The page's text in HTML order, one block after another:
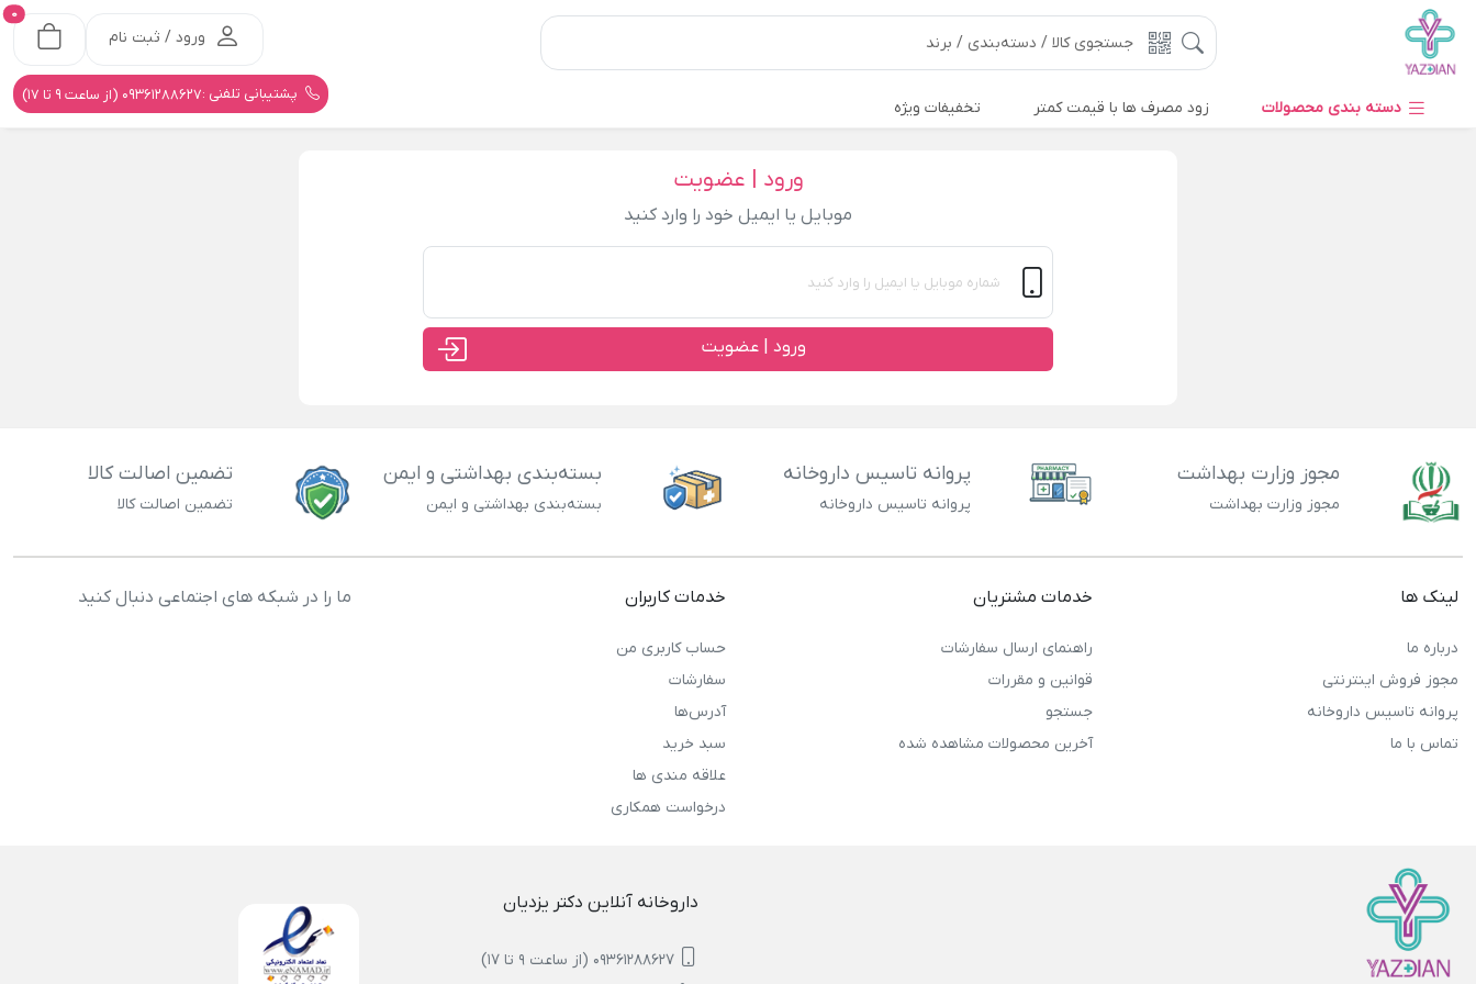
ورود / ثبت نام
0
پشتیبانی تلفنی :09361288627 (از ساعت 9 تا 17)
دسته بندی محصولات زود مصرف ها با قیمت کمتر تخفیفات ویژه
ورود | عضویت
موبایل یا ایمیل خود را وارد کنید
ورود | عضویت
مجوز وزارت بهداشت
مجوز وزارت بهداشت
پروانه تاسیس داروخانه
پروانه تاسیس داروخانه
بسته‌بندی بهداشتی و ایمن
بسته‌بندی بهداشتی و ایمن
تضمین اصالت کالا
تضمین اصالت کالا
لینک ها
درباره ما
مجوز فروش اینترنتی
پروانه تاسیس داروخانه
تماس با ما
خدمات مشتریان
راهنمای ارسال سفارشات
قوانین و مقررات
جستجو
آخرین محصولات مشاهده شده
خدمات کاربران
حساب کاربری من
سفارشات
آدرس‌ها
سبد خرید
علاقه مندی ها
درخواست همکاری
ما را در شبکه های اجتماعی دنبال کنید
داروخانه آنلاین دکتر یزدیان
09361288627 (از ساعت 9 تا 17)